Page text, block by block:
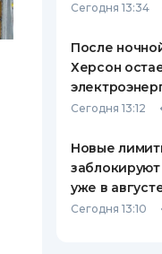
Сегодня 13:34
После
Херсон
Сегодня 13:12
Новые
уже в
Сегодня 13:10